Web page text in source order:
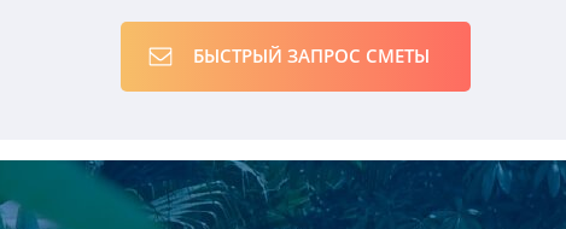
БЫСТРЫЙ ЗАПРОС СМЕТЫ